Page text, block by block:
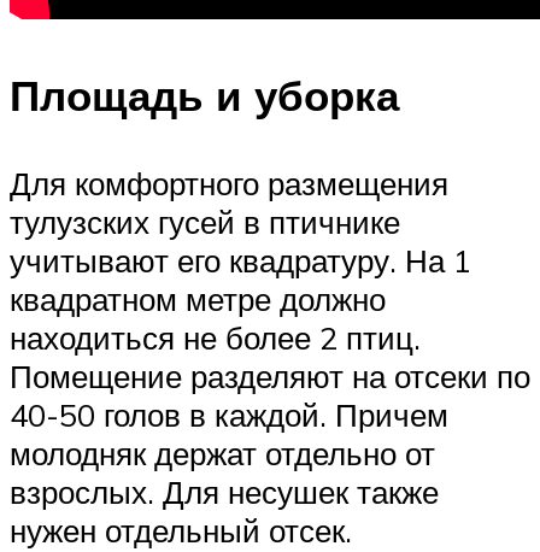
Площадь и уборка
Для комфортного размещения
тулузских гусей в птичнике
учитывают его квадратуру. На 1
квадратном метре должно
находиться не более 2 птиц.
Помещение разделяют на отсеки по
40-50 голов в каждой. Причем
молодняк держат отдельно от
взрослых. Для несушек также
нужен отдельный отсек.